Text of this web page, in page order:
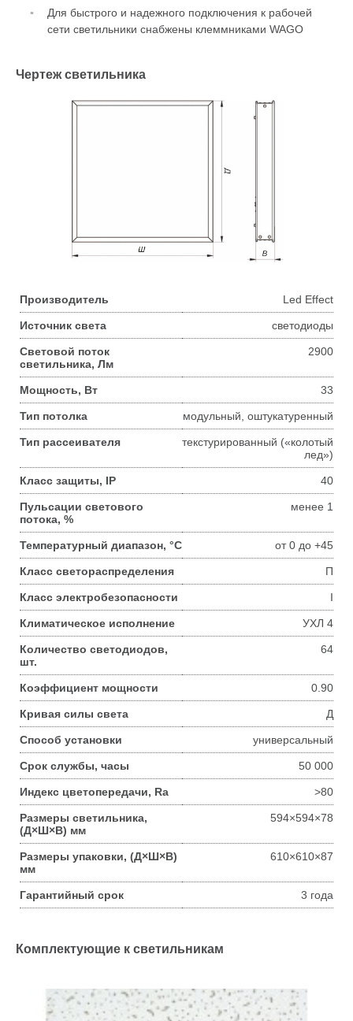
Для быстрого и надежного подключения к рабочей
сети светильники снабжены клеммниками WAGO
Чертеж светильника
Производитель Led Effect
Источник света светодиоды
Световой поток
светильника, Лм
2900
Мощность, Вт 33
Тип потолка модульный, оштукатуренный
Тип рассеивателя
текстурированный («колотый
лед»)
Класс защиты, IP 40
Пульсации светового
потока, %
менее 1
Температурный диапазон, °С от 0 до +45
Класс светораспределения П
Класс электробезопасности I
Климатическое исполнение УХЛ 4
Количество светодиодов,
шт.
64
Коэффициент мощности 0.90
Кривая силы света Д
Способ установки универсальный
Срок службы, часы 50 000
Индекс цветопередачи, Ra >80
Размеры светильника,
(Д×Ш×В) мм
594×594×78
Размеры упаковки, (Д×Ш×В)
мм
610×610×87
Гарантийный срок 3 года
Комплектующие к светильникам